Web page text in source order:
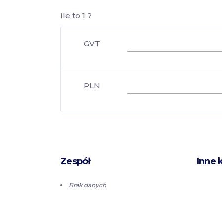
Ile to 1 ?
GVT
PLN
Zespół
Brak danych
Inne